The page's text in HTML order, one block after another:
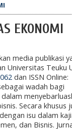
EKONOMI
media publikasi
Universitas Teuku
dan ISSN Online:
wadah bagi
Secara khusus
isu dalam
dan Bisnis.